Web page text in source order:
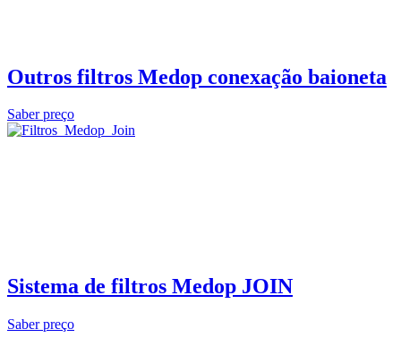
Outros filtros Medop conexação baioneta
Saber preço
Sistema de filtros Medop JOIN
Saber preço